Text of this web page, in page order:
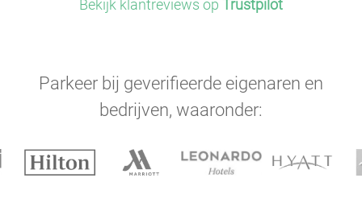
Bekijk klantreviews op Trustpilot
Parkeer bij geverifieerde eigenaren en
bedrijven, waaronder: